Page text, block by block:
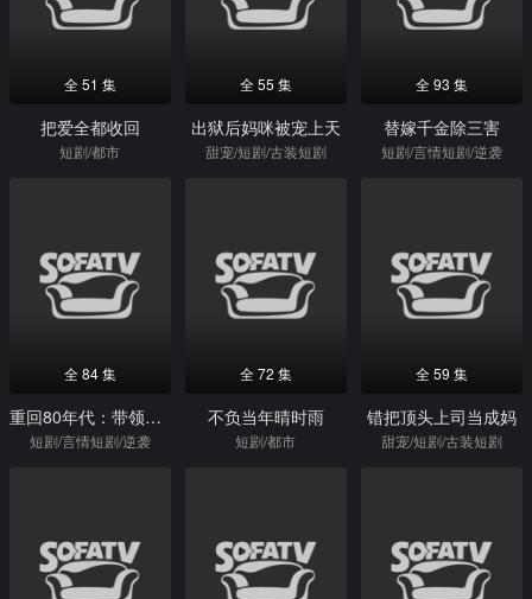
全 51 集
把爱全都收回
短剧/都市
全 55 集
出狱后妈咪被宠上天
甜宠/短剧/古装短剧
全 93 集
替嫁千金除三害
短剧/言情短剧/逆袭
全 84 集
重回80年代：带领全家顿顿吃肉
短剧/言情短剧/逆袭
全 72 集
不负当年晴时雨
短剧/都市
全 59 集
错把顶头上司当成妈
甜宠/短剧/古装短剧